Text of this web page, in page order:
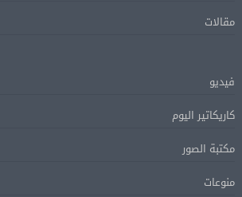
مقالات
فيديو
كاريكاتير اليوم
مكتبة الصور
منوعات